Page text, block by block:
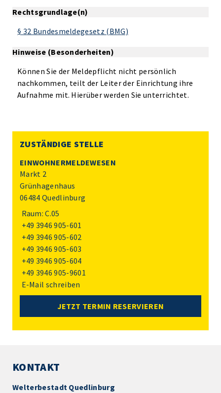
Rechtsgrundlage(n)
§ 32 Bundesmeldegesetz (BMG)
Hinweise (Besonderheiten)
Können Sie der Meldepflicht nicht persönlich
nachkommen, teilt der Leiter der Einrichtung ihre
Aufnahme mit. Hierüber werden Sie unterrichtet.
ZUSTÄNDIGE STELLE
EINWOHNERMELDEWESEN
Markt 2
Grünhagenhaus
06484 Quedlinburg
Raum: C.05
+49 3946 905-601
+49 3946 905-602
+49 3946 905-603
+49 3946 905-604
+49 3946 905-9601
E-Mail schreiben
JETZT TERMIN RESERVIEREN
KONTAKT
Welterbestadt Quedlinburg